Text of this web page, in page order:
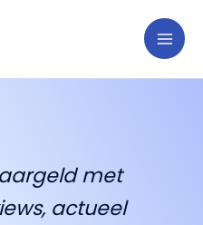
met
actueel